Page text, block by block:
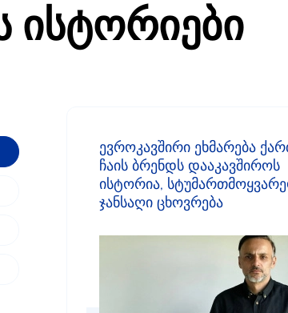
ისტორიები
ევროკავშირი ეხმარება
ჩაის ბრენდს დააკავშიროს
ისტორია,
ჯანსაღი ცხოვრება